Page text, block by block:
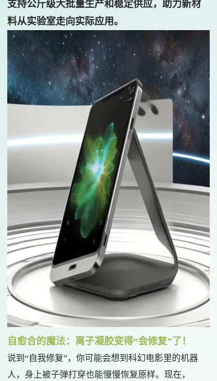
支持公斤级大批量生产和稳定供应，助力新材
料从实验室走向实际应用。
自愈合的魔法：离子凝胶变得“会修复”了！
说到“自我修复”，你可能会想到科幻电影里的机器
人，身上被子弹打穿也能慢慢恢复原样。现在，